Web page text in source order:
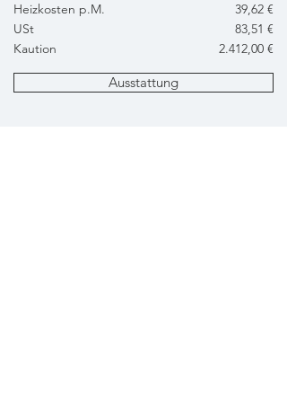
Heizkosten p.M.
USt
Kaution
39,62 €
83,51 €
2.412,00 €
Ausstattung